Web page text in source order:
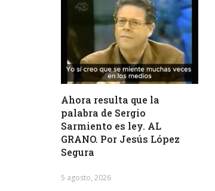
Ahora resulta que la
palabra de Sergio
Sarmiento es ley. AL
GRANO. Por Jesús López
Segura
5 agosto, 2026